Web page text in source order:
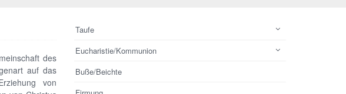
des
auf das
von
Taufe
Eucharistie/Kommunion
Buße/Beichte